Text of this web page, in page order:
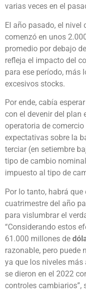
varias veces en el
El año pasado, el nivel
comenzó en unos
promedio por debajo
refleja el impacto del
para ese período, más
excesivos stocks.
Por ende, cabía
con el devenir del plan
operatoria de
expectativas sobre la
terciar (en setiembre
tipo de cambio
impuesto al tipo de
Por lo tanto, habrá
cuatrimestre del año
para vislumbrar el
“Considerando estos
61.000 millones de
razonable, pero puede
ya que los niveles más
se dieron en el 2022
controles cambiarios”,